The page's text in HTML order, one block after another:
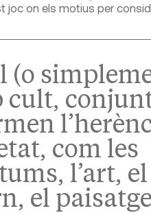
on els motius per
(o
com les
l’art, el
el